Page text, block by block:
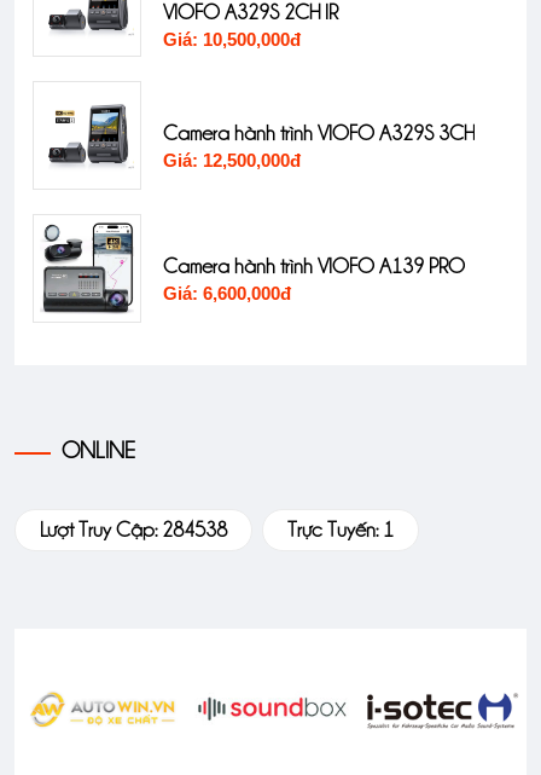
VIOFO A329S 2CH IR
Giá: 10,500,000đ
Camera hành trình VIOFO A329S 3CH
Giá: 12,500,000đ
Camera hành trình VIOFO A139 PRO
Giá: 6,600,000đ
ONLINE
Lượt Truy Cập: 284538 Trực Tuyến: 1